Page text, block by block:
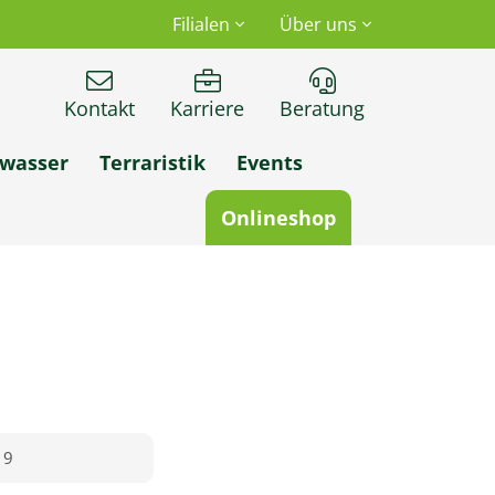
Filialen Über uns
Kontakt Karriere Beratung
Terraristik Events
Onlineshop